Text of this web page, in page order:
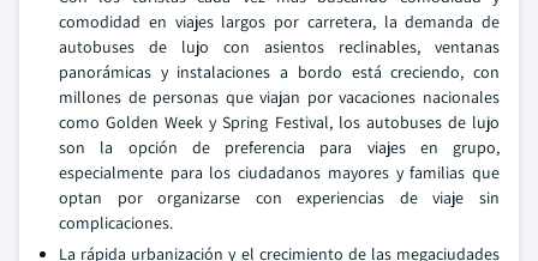
comodidad en viajes largos por carretera, la demanda de
autobuses de lujo con asientos reclinables, ventanas
panorámicas y instalaciones a bordo está creciendo, con
millones de personas que viajan por vacaciones nacionales
como Golden Week y Spring Festival, los autobuses de lujo
son la opción de preferencia para viajes en grupo,
especialmente para los ciudadanos mayores y familias que
optan por organizarse con experiencias de viaje sin
complicaciones.
La rápida urbanización y el crecimiento de las megaciudades